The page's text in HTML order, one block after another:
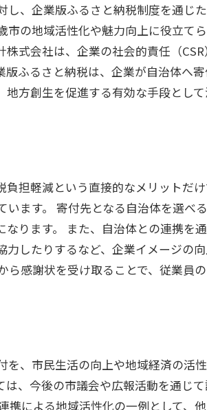
、企業版ふるさと納税制度を通じ
の地域活性化や魅力向上に役立てら
式会社は、企業の社会的責任（
ふるさと納税は、企業が自治体へ
方創生を促進する有効な手段とし
担軽減という直接的なメリットだ
ます。 寄付先となる自治体を選べ
ります。 また、自治体との連携を
したりするなど、企業イメージの
ら感謝状を受け取ることで、従業員
、市民生活の向上や地域経済の活
、今後の市議会や広報活動を通じ
携による地域活性化の一例として、